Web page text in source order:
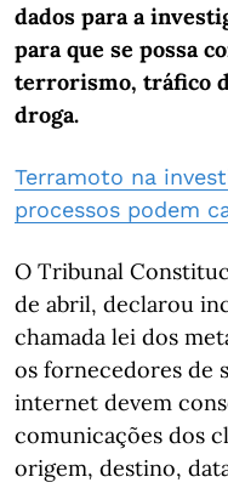
dados para a
para que se possa
terrorismo, tráfico
droga.
Terramoto na
processos podem
O Tribunal
de abril, declarou
chamada lei dos
os fornecedores de
internet devem
comunicações dos
origem, destino,